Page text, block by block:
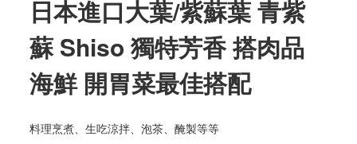
日本進口大葉/紫蘇葉 青紫
蘇 Shiso 獨特芳香 搭肉品
海鮮 開胃菜最佳搭配
料理烹煮、生吃涼拌、泡茶、醃製等等